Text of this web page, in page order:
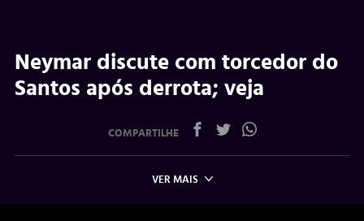
Neymar discute com torcedor do
Santos após derrota; veja
COMPARTILHE
VER MAIS